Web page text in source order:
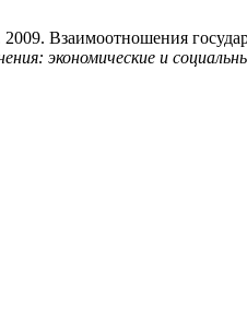
Взаимоотношения
экономические и